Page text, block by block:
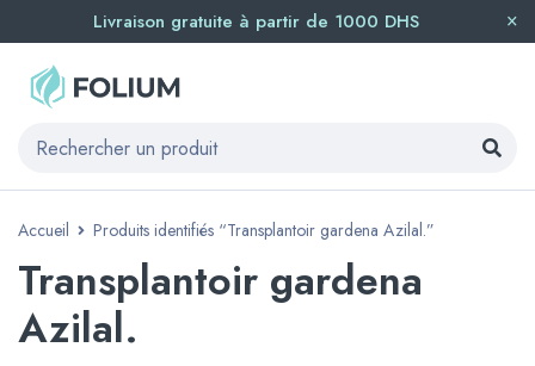
Livraison gratuite à partir de 1000 DHS
Accueil Produits identifiés “Transplantoir gardena Azilal.”
Transplantoir gardena
Azilal.